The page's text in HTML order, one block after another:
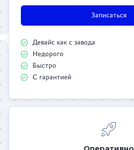
Записаться
Девайс как с завода
Недорого
Быстро
С гарантией